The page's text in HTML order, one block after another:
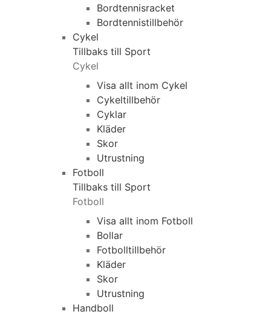
Bordtennisracket
Bordtennistillbehör
Cykel
Tillbaks till Sport
Cykel
Visa allt inom Cykel
Cykeltillbehör
Cyklar
Kläder
Skor
Utrustning
Fotboll
Tillbaks till Sport
Fotboll
Visa allt inom Fotboll
Bollar
Fotbolltillbehör
Kläder
Skor
Utrustning
Handboll